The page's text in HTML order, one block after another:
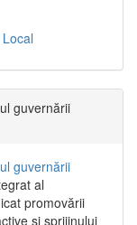
guvernării
guvernării
al
promovării
și sprijinului